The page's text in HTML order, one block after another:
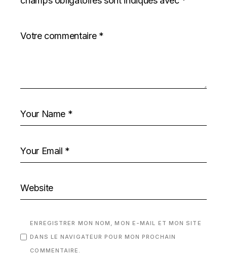
ENREGISTRER MON NOM, MON E-MAIL ET MON SITE
DANS LE NAVIGATEUR POUR MON PROCHAIN
COMMENTAIRE.